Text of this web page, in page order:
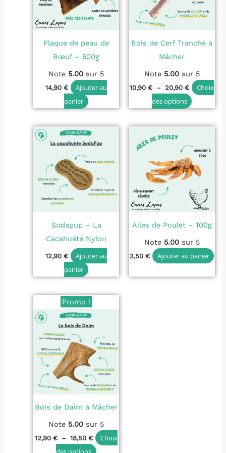
Plaque de peau de
Bœuf – 500g
Note 5.00 sur 5
14,90€
Ajouter au
panier
Bois de Cerf Tranché à
Mâcher
Note 5.00sur 5
10,90€ – 20,90€
Choix
des options
Les
options
peuvent
choisies
sur
la
du
Sodapup – La
Cacahuète Nylon
12,90€
Ajouter au
panier
Ailes de Poulet – 100g
Note 5.00sur 5
3,50€ Ajouter au panier
Promo !
Bois de Daim à Mâcher
Note 5.00 sur 5
12,90€ – 18,50€
de
12,90 €
18,50 €
Choix
plusieurs
variations.
Les
options
peuvent
être
choisies
sur